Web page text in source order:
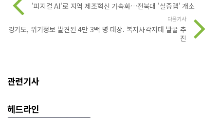
'피지컬 AI'로 지역 제조혁신 가속화…전북대 '실증랩' 개소
다음기사
경기도, 위기정보 발견된 4만 3백 명 대상. 복지사각지대 발굴 추
진
관련기사
헤드라인